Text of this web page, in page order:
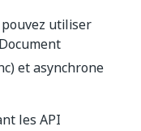
utiliser
et asynchrone
les API